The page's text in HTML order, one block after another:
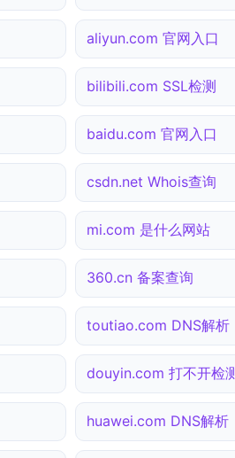
aliyun.com 官网入口
bilibili.com SSL检测
baidu.com 官网入口
csdn.net Whois查询
mi.com 是什么网站
360.cn 备案查询
toutiao.com DNS解析
douyin.com 打不开检
huawei.com DNS解析